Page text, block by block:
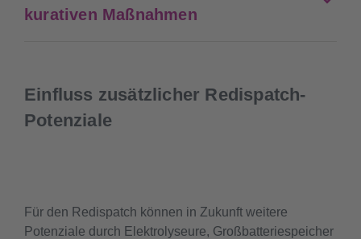
kurativen Maßnahmen
Einfluss zusätzlicher Redispatch-
Potenziale
Für den Redispatch können in Zukunft weitere
Potenziale durch Elektrolyseure, Großbatteriespeicher